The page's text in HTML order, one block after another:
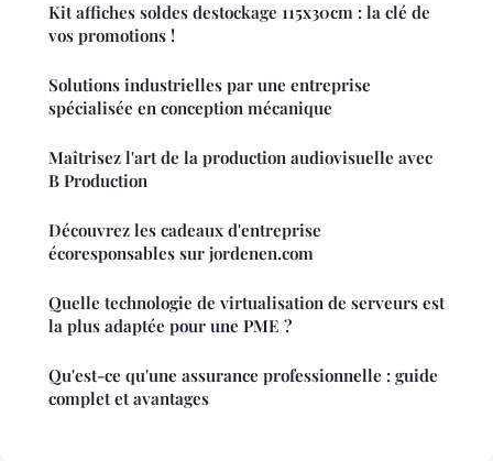
Kit affiches soldes destockage 115x30cm : la clé de
vos promotions !
Solutions industrielles par une entreprise
spécialisée en conception mécanique
Maîtrisez l'art de la production audiovisuelle avec
B Production
Découvrez les cadeaux d'entreprise
écoresponsables sur jordenen.com
Quelle technologie de virtualisation de serveurs est
la plus adaptée pour une PME ?
Qu'est-ce qu'une assurance professionnelle : guide
complet et avantages